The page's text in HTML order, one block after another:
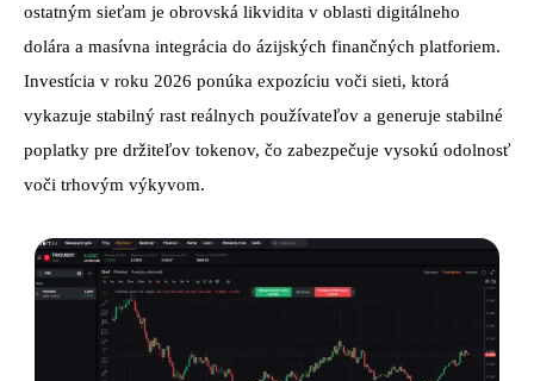
ostatným sieťam je obrovská likvidita v oblasti digitálneho
dolára a masívna integrácia do ázijských finančných platforiem.
Investícia v roku 2026 ponúka expozíciu voči sieti, ktorá
vykazuje stabilný rast reálnych používateľov a generuje stabilné
poplatky pre držiteľov tokenov, čo zabezpečuje vysokú odolnosť
voči trhovým výkyvom.